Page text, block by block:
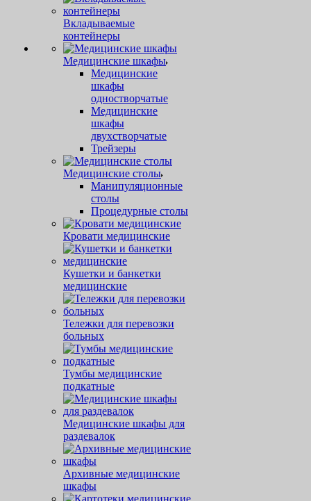
Вкладываемые
контейнеры
Медицинские шкафы
Медицинские
шкафы
одностворчатые
Медицинские
шкафы
двухстворчатые
Трейзеры
Медицинские столы
Манипуляционные
столы
Процедурные столы
Кровати медицинские
Кушетки и банкетки
медицинские
Тележки для перевозки
больных
Тумбы медицинские
подкатные
Медицинские шкафы для
раздевалок
Архивные медицинские
шкафы